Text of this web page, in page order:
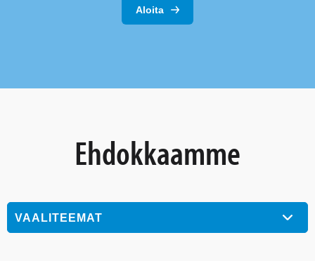
Aloita
Ehdokkaamme
VAALITEEMAT